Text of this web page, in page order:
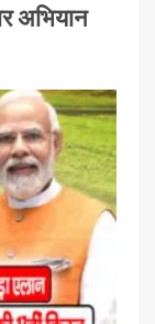
अभियान